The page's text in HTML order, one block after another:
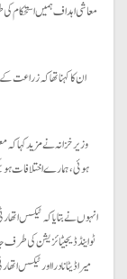
معاشی اہداف ہمیں استحکام
ان کا کہنا تھا کہ زراعت
وزیر خزانہ نے مزید کہا
ہوئی، ہمارے اختلافات ہو
انہوں نے بتایا کہ ٹیکس
ٹو اینڈ ڈیجیٹائزیشن کی
میرا ڈیٹا نادرا اور ٹیکس